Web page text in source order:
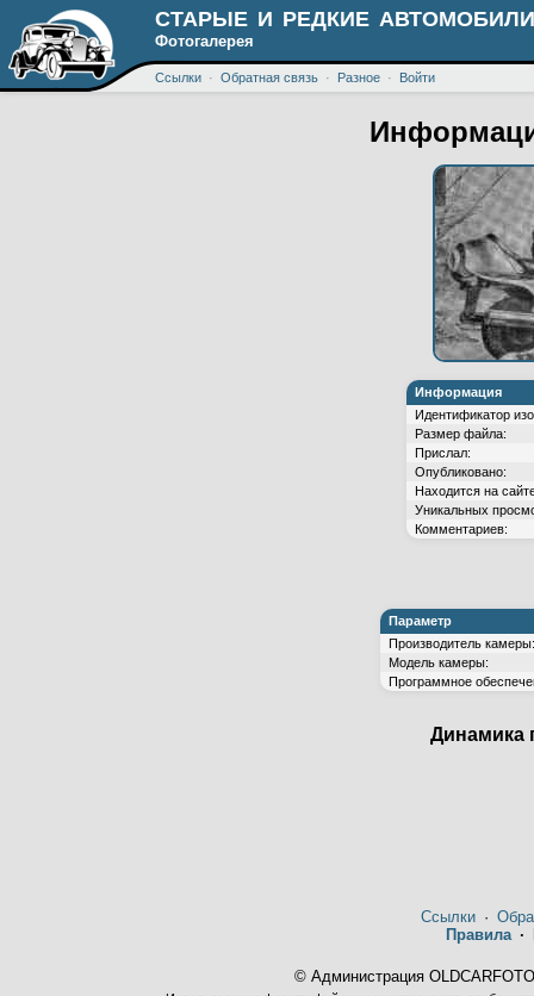
СТАРЫЕ И РЕДКИЕ
Фотогалерея
Ссылки · Обратная связь · Разное · Войти
Информация
Идентификатор
Размер файла:
Прислал:
Опубликовано:
Находится на
Уникальных
Комментариев:
Параметр
Производитель камеры:
Модель камеры:
Программное
Динамика
Ссылки·
Правила·
© Администрация